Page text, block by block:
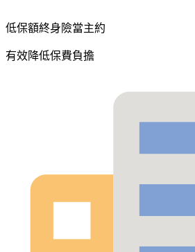
低保額終身險當主約
有效降低保費負擔